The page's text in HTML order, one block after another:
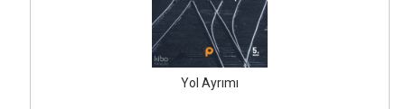
Yol Ayrımı